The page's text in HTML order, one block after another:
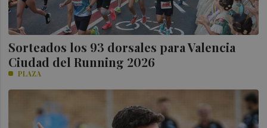
Sorteados los 93 dorsales para Valencia
Ciudad del Running 2026
PLAZA